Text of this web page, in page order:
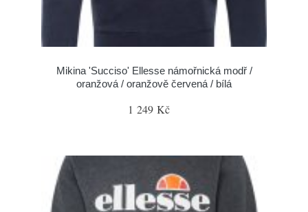
Mikina 'Succiso' Ellesse námořnická modř /
oranžová / oranžově červená / bílá
1 249 Kč